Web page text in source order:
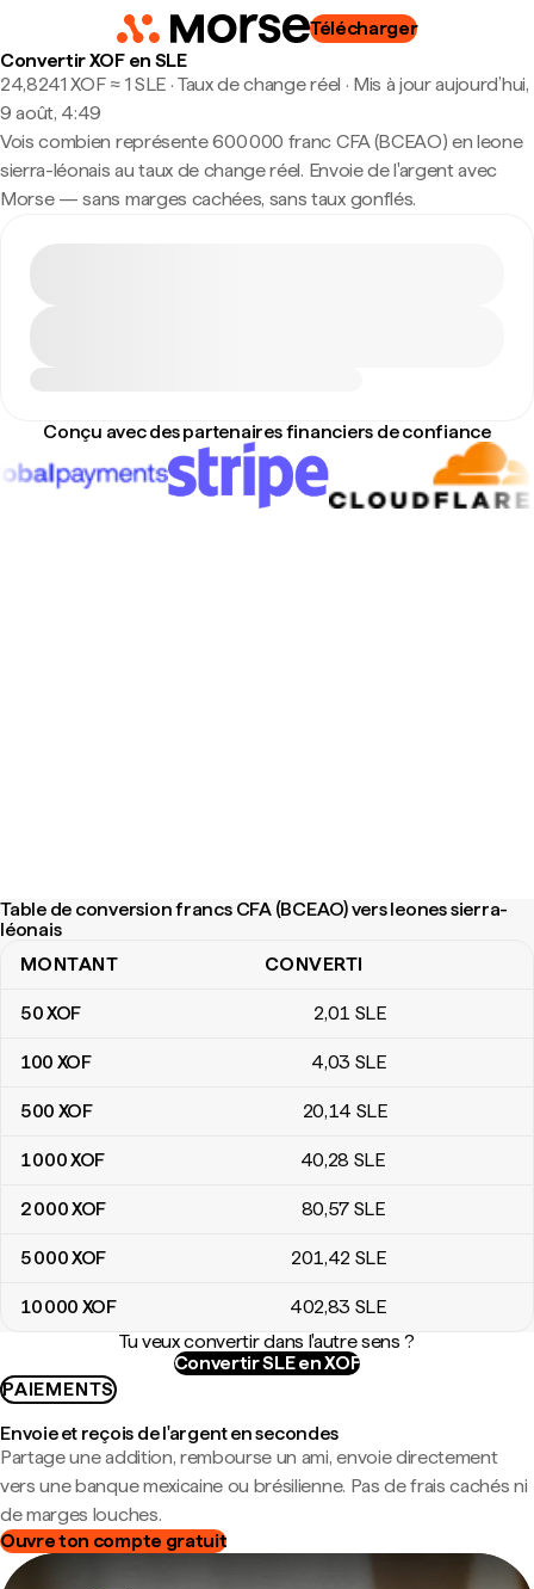
Télécharger
Convertir XOF en SLE
24,8241 XOF ≈ 1 SLE · Taux de change réel · Mis à jour aujourd’hui,
9 août, 4:49
Vois combien représente 600 000 franc CFA (BCEAO) en leone
sierra-léonais au taux de change réel. Envoie de l'argent avec
Morse — sans marges cachées, sans taux gonflés.
Conçu avec des partenaires financiers de confiance
Table de conversion francs CFA (BCEAO) vers leones sierra-
léonais
Table de conversion francs CFA (BCEAO) vers leones sierra-
MONTANT CONVERTI
50XOF 2,01 SLE
100 XOF 4,03 SLE
500 XOF 20,14 SLE
1 000XOF 40,28 SLE
2 000XOF 80,57 SLE
5 000XOF 201,42 SLE
10 000 XOF 402,83 SLE
Tu veux convertir dans l'autre sens ?
Convertir SLE en XOF
PAIEMENTS
Envoie et reçois de l'argent en secondes
Partage une addition, rembourse un ami, envoie directement
vers une banque mexicaine ou brésilienne. Pas de frais cachés ni
de marges louches.
Ouvre ton compte gratuit